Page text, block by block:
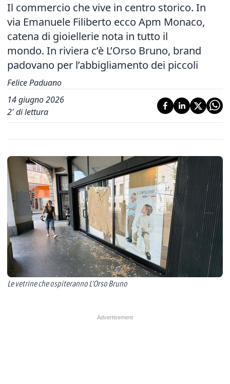
Il commercio che vive in centro storico. In
via Emanuele Filiberto ecco Apm Monaco,
catena di gioiellerie nota in tutto il
mondo. In riviera c’è L’Orso Bruno, brand
padovano per l’abbigliamento dei piccoli
Felice Paduano
14 giugno 2026
2' di lettura
Le vetrine che ospiteranno L'Orso Bruno